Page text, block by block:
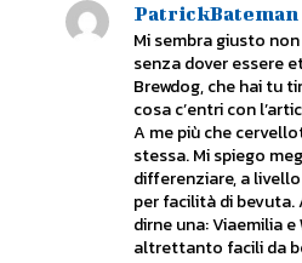
PatrickBateman
Mi sembra giusto
senza dover essere
Brewdog, che hai tu
cosa c’entri con
A me più che
stessa. Mi spiego
differenziare, a
per facilità di
dirne una: Viaemilia
altrettanto facili da